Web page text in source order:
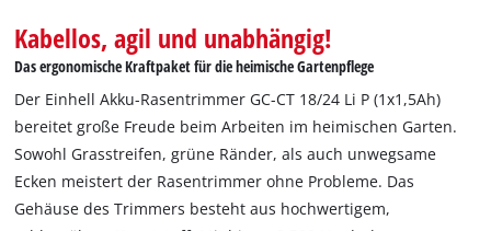
Kabellos, agil und unabhängig!
Das ergonomische Kraftpaket für die heimische Gartenpflege
Der Einhell Akku-Rasentrimmer GC-CT 18/24 Li P (1x1,5Ah)
bereitet große Freude beim Arbeiten im heimischen Garten.
Sowohl Grasstreifen, grüne Ränder, als auch unwegsame
Ecken meistert der Rasentrimmer ohne Probleme. Das
Gehäuse des Trimmers besteht aus hochwertigem,